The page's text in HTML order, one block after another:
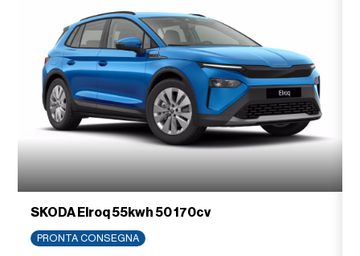
SKODA Elroq 55kwh 50 170cv
PRONTA CONSEGNA